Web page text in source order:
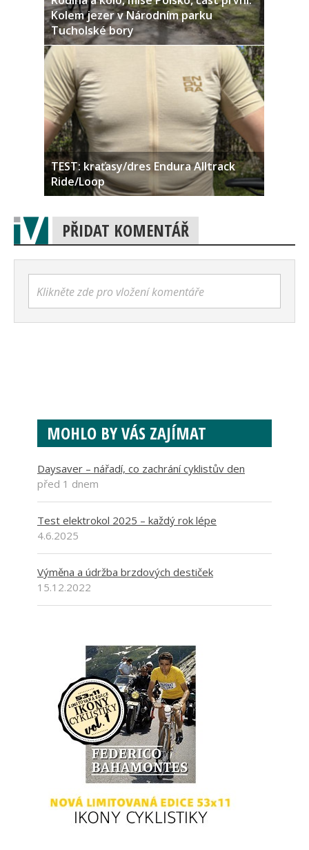
Kolem jezer v Národním parku
Tucholské bory
TEST: kraťasy/dres Endura Alltrack
Ride/Loop
PŘIDAT KOMENTÁŘ
Klikněte zde pro vložení komentáře
MOHLO BY VÁS ZAJÍMAT
Daysaver – nářadí, co zachrání cyklistův den
před 1 dnem
Test elektrokol 2025 – každý rok lépe
4.6.2025
Výměna a údržba brzdových destiček
15.12.2022